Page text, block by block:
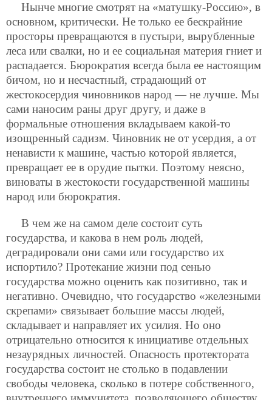
Нынче многие смотрят на «матушку-Россию», в
основном, критически. Не только ее бескрайние
просторы превращаются в пустыри, вырубленные
леса или свалки, но и ее социальная материя гниет и
распадается. Бюрократия всегда была ее настоящим
бичом, но и несчастный, страдающий от
жестокосердия чиновников народ — не лучше. Мы
сами наносим раны друг другу, и даже в
формальные отношения вкладываем какой-то
изощренный садизм. Чиновник не от усердия, а от
ненависти к машине, частью которой является,
превращает ее в орудие пытки. Поэтому неясно,
виноваты в жестокости государственной машины
народ или бюрократия.
В чем же на самом деле состоит суть
государства, и какова в нем роль людей,
деградировали они сами или государство их
испортило? Протекание жизни под сенью
государства можно оценить как позитивно, так и
негативно. Очевидно, что государство «железными
скрепами» связывает большие массы людей,
складывает и направляет их усилия. Но оно
отрицательно относится к инициативе отдельных
незаурядных личностей. Опасность протектората
государства состоит не столько в подавлении
свободы человека, сколько в потере собственного,